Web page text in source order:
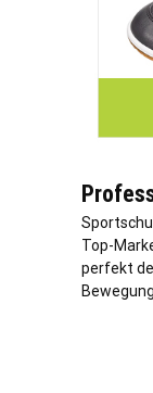
Top-
perfekt